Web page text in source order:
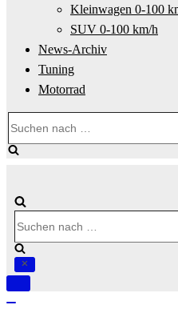
Kleinwagen 0-100
SUV 0-100 km/h
News-Archiv
Tuning
Motorrad
nach …
nach …
Navigation